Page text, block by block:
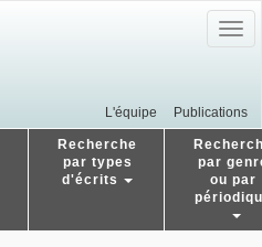
L'équipe Publications
Recherche
par types
d'écrits
par
ou par